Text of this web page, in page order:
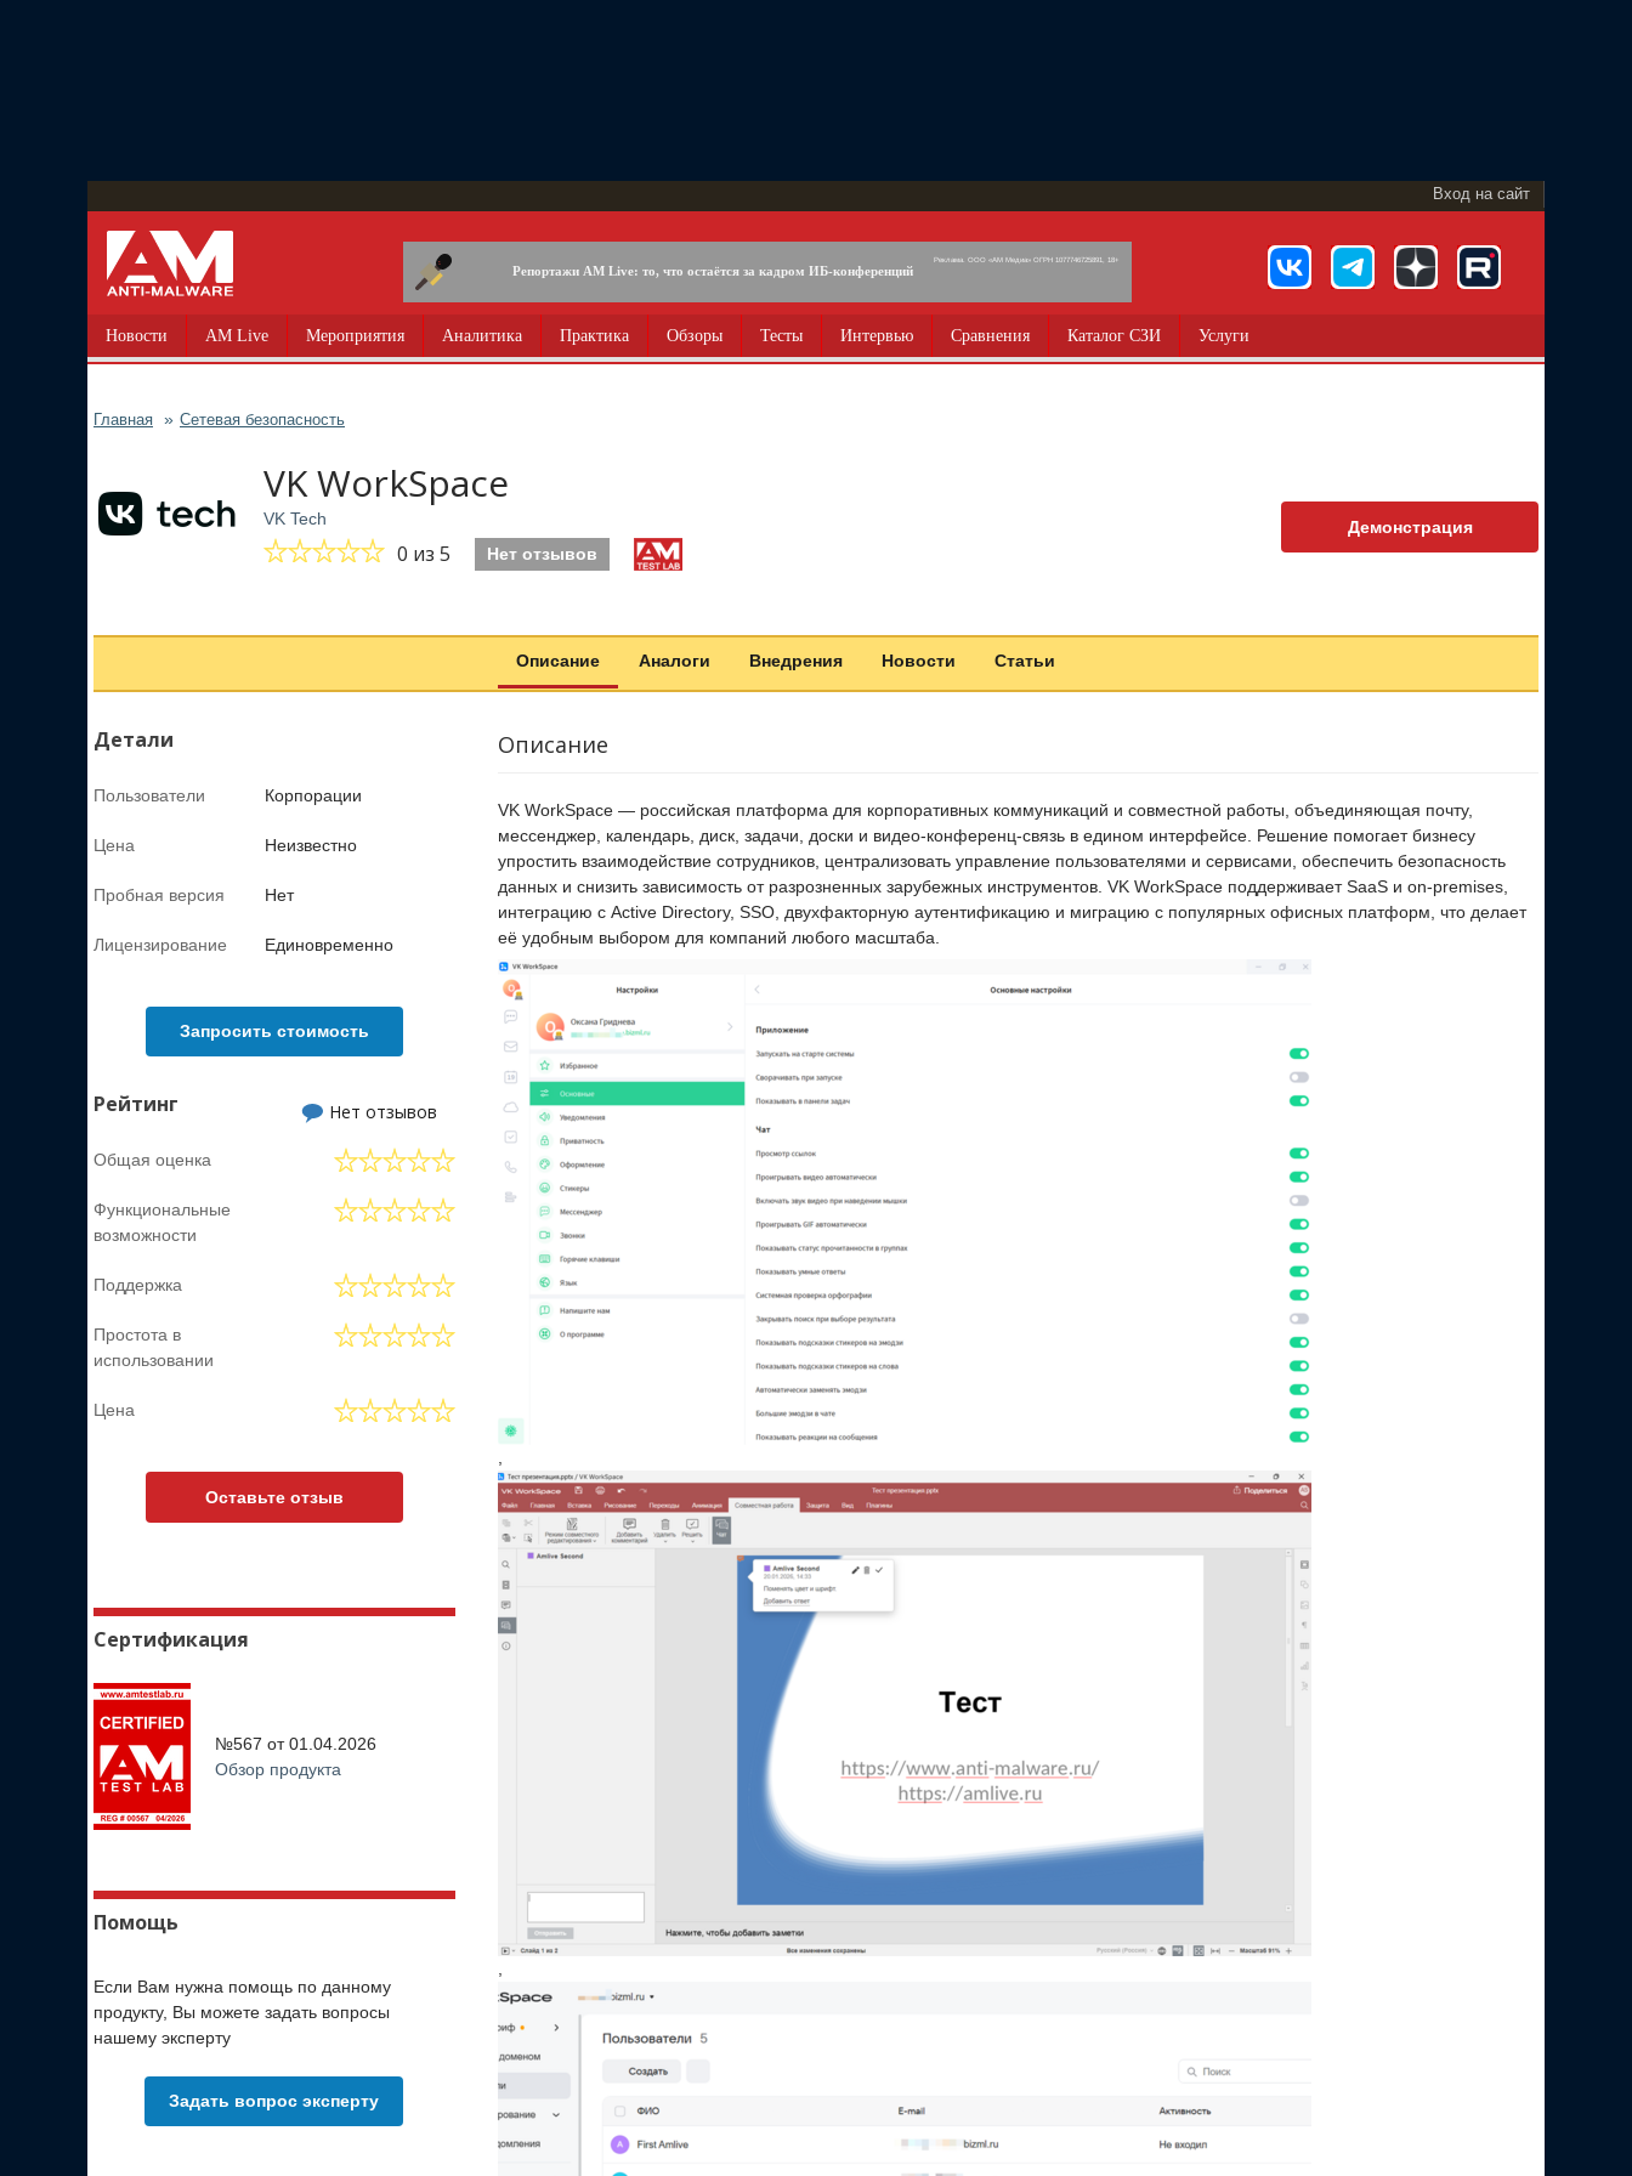
Вход на сайт
Репортажи AM Live: то, что остаётся за кадром ИБ-конференций
Реклама. ООО «АМ Медиа» ОГРН 1077746725891, 18+
Новости AM Live Мероприятия Аналитика Практика Обзоры Тесты Интервью Сравнения Каталог СЗИ Услуги
Главная Сетевая безопасность
VK WorkSpace
VK Tech
0 из 5 Нет отзывов
Демонстрация
Описание Аналоги Внедрения Новости Статьи
Детали
Пользователи Корпорации
Цена Неизвестно
Пробная версия Нет
Лицензирование Единовременно
Запросить стоимость
Рейтинг Нет отзывов
Общая оценка
Функциональные
возможности
Поддержка
Простота в
использовании
Цена
Оставьте отзыв
Сертификация
№567 от01.04.2026
Обзор продукта
Помощь
Если Вам нужна помощь по данному
продукту, Вы можете задать вопросы
нашему эксперту
Задать вопрос эксперту
Описание
VK WorkSpace — российская платформа для корпоративных коммуникаций и совместной работы, объединяющая почту,
мессенджер, календарь, диск, задачи, доски и видео-конференц-связь в едином интерфейсе. Решение помогает бизнесу
упростить взаимодействие сотрудников, централизовать управление пользователями и сервисами, обеспечить безопасность
данных и снизить зависимость от разрозненных зарубежных инструментов. VK WorkSpace поддерживает SaaS и on-premises,
интеграцию с Active Directory, SSO, двухфакторную аутентификацию и миграцию с популярных офисных платформ, что делает
её удобным выбором для компаний любого масштаба.